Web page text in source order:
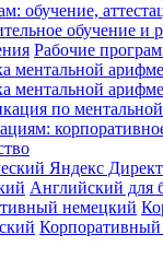
обучение,
обучение и
Рабочие
ментальной
ментальной
по
Яндекс Директ
Английский для
немецкий
Корпоративный